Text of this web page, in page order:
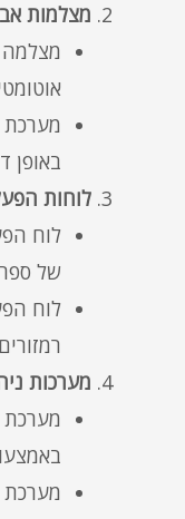
מצלמות
מצלמה
מערכת
באופן
לוחות
לוח
של
לוח
מערכות
מערכת
מערכת